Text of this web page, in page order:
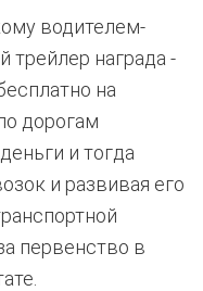
водителем-
трейлер награда -
на
дорогам
и тогда
и развивая его
первенство в